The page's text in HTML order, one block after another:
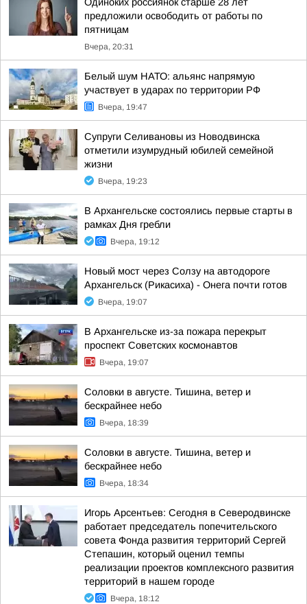
предложили освободить от работы по
пятницам
Вчера, 20:31
Белый шум НАТО: альянс напрямую
участвует в ударах по территории РФ
Вчера, 19:47
Супруги Селивановы из Новодвинска
отметили изумрудный юбилей семейной
жизни
Вчера, 19:23
В Архангельске состоялись первые старты в
рамках Дня гребли
Вчера, 19:12
Новый мост через Солзу на автодороге
Архангельск (Рикасиха) - Онега почти готов
Вчера, 19:07
В Архангельске из-за пожара перекрыт
проспект Советских космонавтов
Вчера, 19:07
Соловки в августе. Тишина, ветер и
бескрайнее небо
Вчера, 18:39
Соловки в августе. Тишина, ветер и
бескрайнее небо
Вчера, 18:34
Игорь Арсентьев: Сегодня в Северодвинске
работает председатель попечительского
совета Фонда развития территорий Сергей
Степашин, который оценил темпы
реализации проектов комплексного развития
территорий в нашем городе
Вчера, 18:12